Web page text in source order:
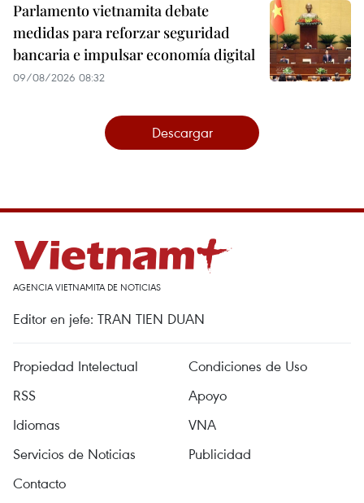
Parlamento vietnamita debate
medidas para reforzar seguridad
bancaria e impulsar economía digital
09/08/2026 08:32
Descargar
AGENCIA VIETNAMITA DE NOTICIAS
Editor en jefe: TRAN TIEN DUAN
Propiedad Intelectual
Condiciones de Uso
RSS
Apoyo
Idiomas
VNA
Servicios de Noticias
Publicidad
Contacto